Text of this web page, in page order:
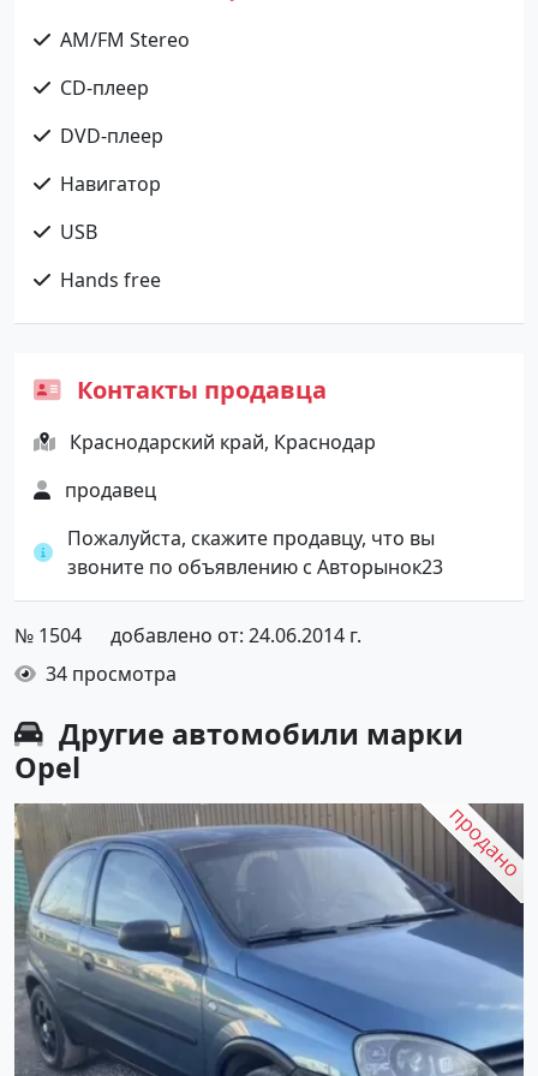
AM/FM Stereo
CD-плеер
DVD-плеер
Навигатор
USB
Hands free
Контакты продавца
Краснодарский край, Краснодар
продавец
Пожалуйста, скажите продавцу, что вы
звоните по объявлению с Авторынок23
№ 1504
добавлено от: 24.06.2014 г.
34 просмотра
Другие автомобили марки
Opel